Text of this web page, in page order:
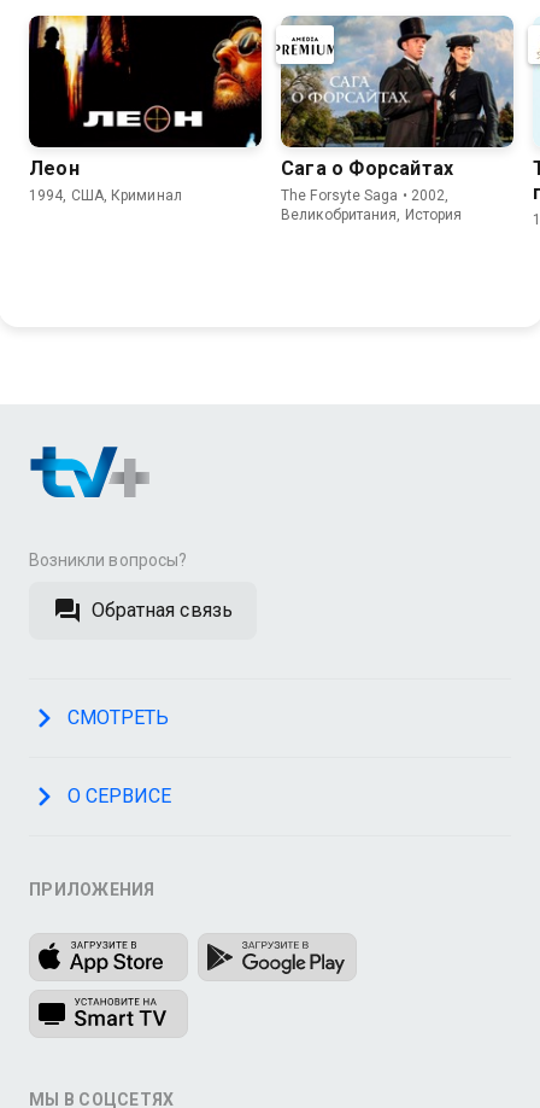
Леон
1994, США, Криминал
Сага о Форсайтах
The Forsyte Saga • 2002,
Великобритания, История
Возникли вопросы?
Обратная связь
СМОТРЕТЬ
О СЕРВИСЕ
ПРИЛОЖЕНИЯ
МЫ В СОЦСЕТЯХ